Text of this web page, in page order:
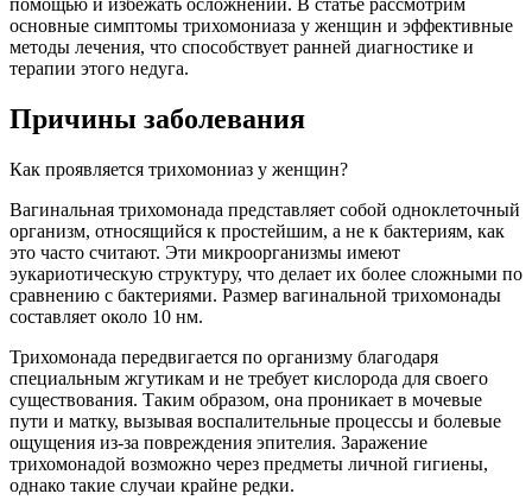
основные симптомы трихомониаза у женщин и эффективные
методы лечения, что способствует ранней диагностике и
терапии этого недуга.
Причины заболевания
Как проявляется трихомониаз у женщин?
Вагинальная трихомонада представляет собой одноклеточный
организм, относящийся к простейшим, а не к бактериям, как
это часто считают. Эти микроорганизмы имеют
эукариотическую структуру, что делает их более сложными по
сравнению с бактериями. Размер вагинальной трихомонады
составляет около 10 нм.
Трихомонада передвигается по организму благодаря
специальным жгутикам и не требует кислорода для своего
существования. Таким образом, она проникает в мочевые
пути и матку, вызывая воспалительные процессы и болевые
ощущения из-за повреждения эпителия. Заражение
трихомонадой возможно через предметы личной гигиены,
однако такие случаи крайне редки.